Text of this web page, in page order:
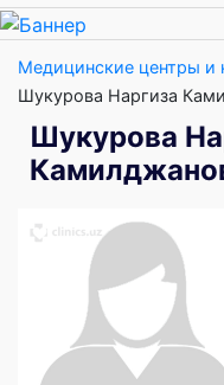
Медицинские центры и
Шукурова Наргиза
Шукурова